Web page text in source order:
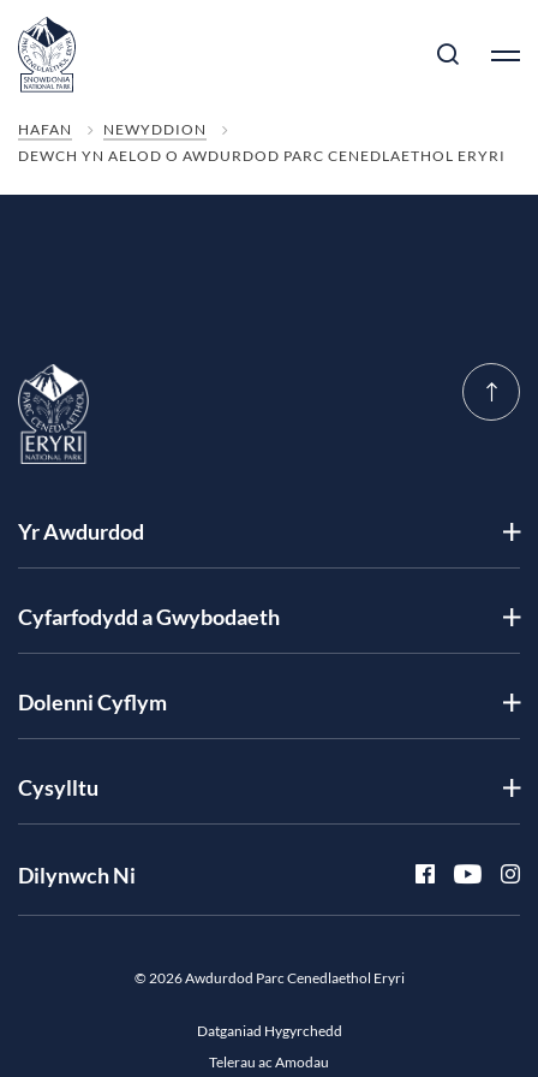
HAFAN
NEWYDDION
DEWCH YN AELOD O AWDURDOD PARC CENEDLAETHOL ERYRI
Yr Awdurdod
Cyfarfodydd a Gwybodaeth
Dolenni Cyflym
Cysylltu
Dilynwch Ni
© 2026 Awdurdod Parc Cenedlaethol Eryri
Datganiad Hygyrchedd
Telerau ac Amodau